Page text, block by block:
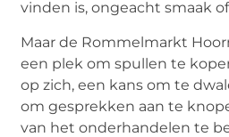
vinden is, ongeacht smaak
Maar de Rommelmarkt
een plek om spullen te
op zich, een kans om te
om gesprekken aan te
van het onderhandelen te